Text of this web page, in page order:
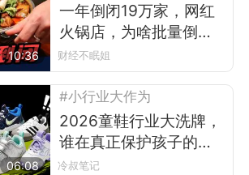
10:36
一年倒闭19万家，网红
火锅店，为啥批量倒
闭？
财经不眠姐
06:08
#小行业大作为
2026童鞋行业大洗牌，
谁在真正保护孩子的
脚？
冷叔笔记